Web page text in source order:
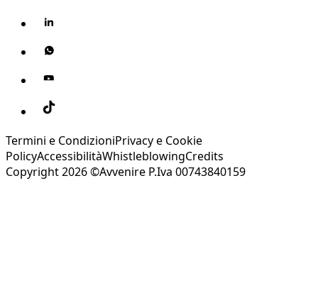
Termini e CondizioniPrivacy e Cookie
PolicyAccessibilitàWhistleblowingCredits
Copyright 2026 ©Avvenire P.Iva 00743840159